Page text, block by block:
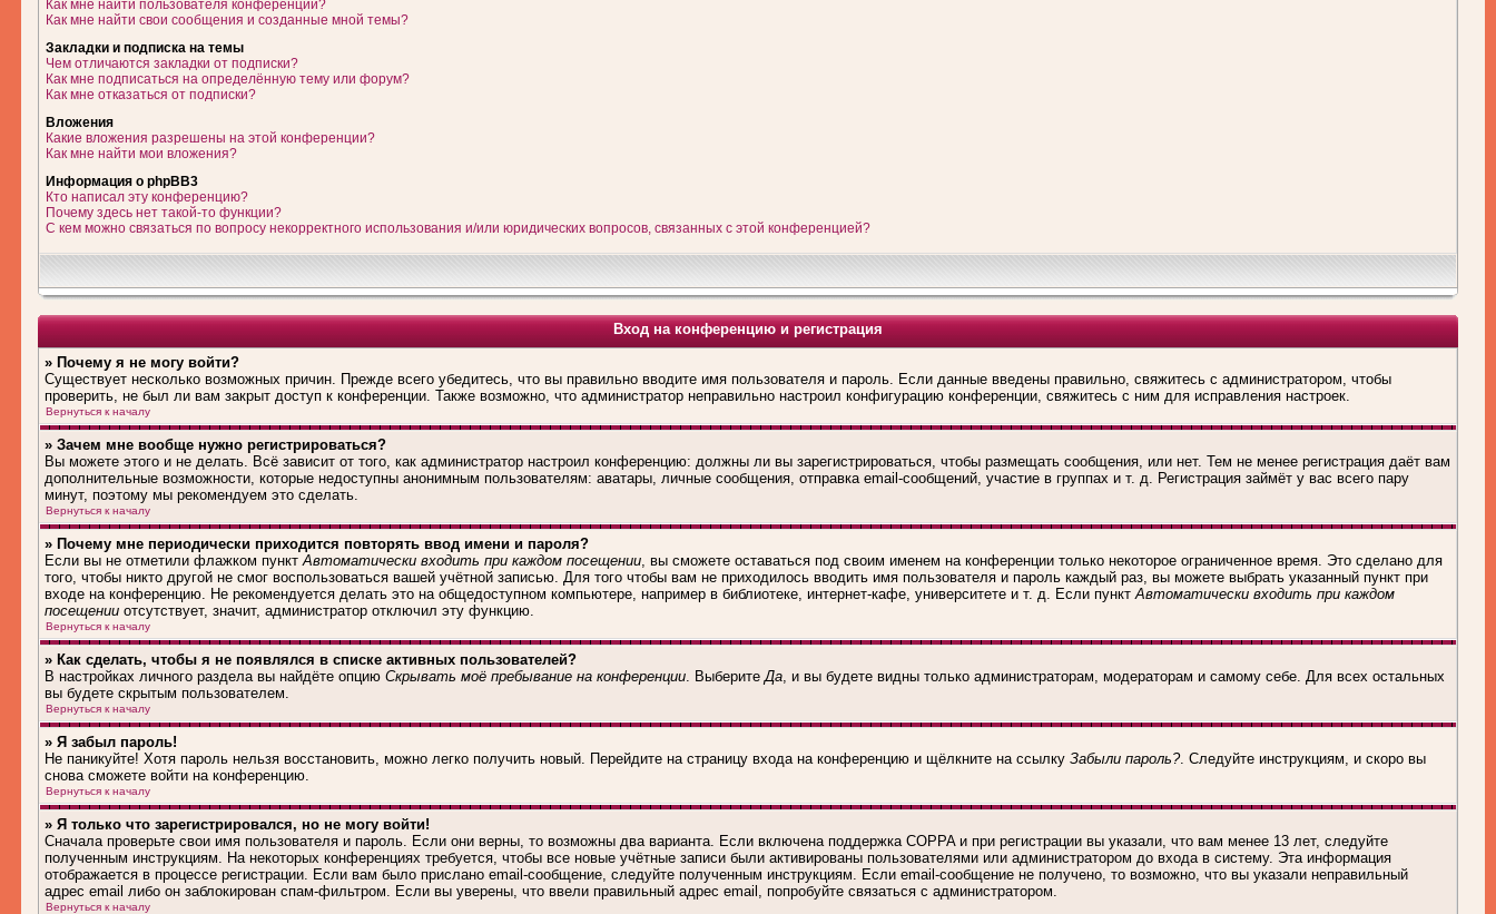
Как мне найти пользователя конференции?
Как мне найти свои сообщения и созданные мной темы?
Закладки и подписка на темы
Чем отличаются закладки от подписки?
Как мне подписаться на определённую тему или форум?
Как мне отказаться от подписки?
Вложения
Какие вложения разрешены на этой конференции?
Как мне найти мои вложения?
Информация о phpBB3
Кто написал эту конференцию?
Почему здесь нет такой-то функции?
С кем можно связаться по вопросу некорректного использования и/или юридических вопросов, связанных с этой конференцией?
Вход на конференцию и регистрация
» Почему я не могу войти?
Существует несколько возможных причин. Прежде всего убедитесь, что вы правильно вводите имя пользователя и пароль. Если данные введены правильно, свяжитесь с администратором, чтобы
проверить, не был ли вам закрыт доступ к конференции. Также возможно, что администратор неправильно настроил конфигурацию конференции, свяжитесь с ним для исправления настроек.
Вернуться к началу
» Зачем мне вообще нужно регистрироваться?
Вы можете этого и не делать. Всё зависит от того, как администратор настроил конференцию: должны ли вы зарегистрироваться, чтобы размещать сообщения, или нет. Тем не менее регистрация даёт вам
дополнительные возможности, которые недоступны анонимным пользователям: аватары, личные сообщения, отправка email-сообщений, участие в группах и т. д. Регистрация займёт у вас всего пару
минут, поэтому мы рекомендуем это сделать.
Вернуться к началу
» Почему мне периодически приходится повторять ввод имени и пароля?
Если вы не отметили флажком пунктАвтоматически входить при каждом посещении, вы сможете оставаться под своим именем на конференции только некоторое ограниченное время. Это сделано для
того, чтобы никто другой не смог воспользоваться вашей учётной записью. Для того чтобы вам не приходилось вводить имя пользователя и пароль каждый раз, вы можете выбрать указанный пункт при
входе на конференцию. Не рекомендуется делать это на общедоступном компьютере, например в библиотеке, интернет-кафе, университете и т. д. Если пунктАвтоматически входить при каждом
посещении отсутствует, значит, администратор отключил эту функцию.
Вернуться к началу
» Как сделать, чтобы я не появлялся в списке активных пользователей?
В настройках личного раздела вы найдёте опцию Скрывать моё пребывание на конференции. ВыберитеДа, и вы будете видны только администраторам, модераторам и самому себе. Для всех остальных
вы будете скрытым пользователем.
Вернуться к началу
» Я забыл пароль!
Не паникуйте! Хотя пароль нельзя восстановить, можно легко получить новый. Перейдите на страницу входа на конференцию и щёлкните на ссылку Забыли пароль?. Следуйте инструкциям, и скоро вы
снова сможете войти на конференцию.
Вернуться к началу
» Я только что зарегистрировался, но не могу войти!
Сначала проверьте свои имя пользователя и пароль. Если они верны, то возможны два варианта. Если включена поддержка COPPA и при регистрации вы указали, что вам менее 13 лет, следуйте
полученным инструкциям. На некоторых конференциях требуется, чтобы все новые учётные записи были активированы пользователями или администратором до входа в систему. Эта информация
отображается в процессе регистрации. Если вам было прислано email-сообщение, следуйте полученным инструкциям. Если email-сообщение не получено, то возможно, что вы указали неправильный
адрес email либо он заблокирован спам-фильтром. Если вы уверены, что ввели правильный адрес email, попробуйте связаться с администратором.
Вернуться к началу